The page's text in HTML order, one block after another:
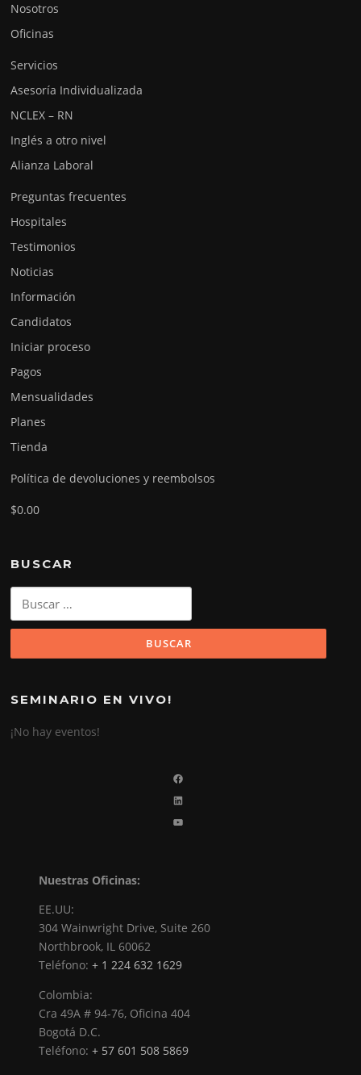
Nosotros
Oficinas
Servicios
Asesoría Individualizada
NCLEX – RN
Inglés a otro nivel
Alianza Laboral
Preguntas frecuentes
Hospitales
Testimonios
Noticias
Información
Candidatos
Iniciar proceso
Pagos
Mensualidades
Planes
Tienda
Política de devoluciones y reembolsos
$0.00
BUSCAR
SEMINARIO EN VIVO!
¡No hay eventos!
Facebook
LinkedIn
YouTube
Nuestras Oficinas:
EE.UU:
304 Wainwright Drive, Suite 260
Northbrook, IL 60062
Teléfono:+ 1 224 632 1629
Colombia:
Cra 49A # 94-76, Oficina 404
Bogotá D.C.
Teléfono:+ 57 601 508 5869